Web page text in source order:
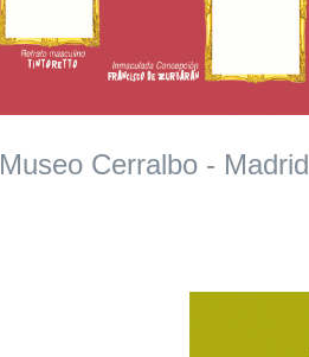
Museo Cerralbo - Madrid